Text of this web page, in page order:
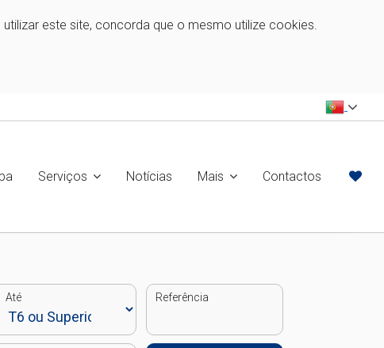
este site, concorda que o mesmo utilize cookies.
Serviços Notícias Mais Contactos
Até Referência